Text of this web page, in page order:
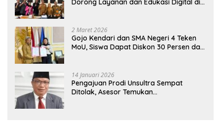
Dorong Layanan dan Edukasi Digital di
2 Maret 2026
Gojo Kendari dan SMA Negeri 4 Teken
MoU, Siswa Dapat Diskon 30 Persen dan
14 Januari 2026
Pengajuan Prodi Unsultra Sempat
Ditolak, Asesor Temukan